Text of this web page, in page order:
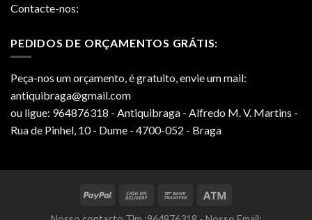
Contacte-nos:
PEDIDOS DE ORÇAMENTOS GRÁTIS:
Peça-nos um orçamento, é gratuito, envie um mail:
antiquibraga@gmail.com
ou ligue: 964876318 - Antiquibraga - Alfredo M. V. Martins -
Rua de Pinhel, 10 - Dume - 4700-052 - Braga